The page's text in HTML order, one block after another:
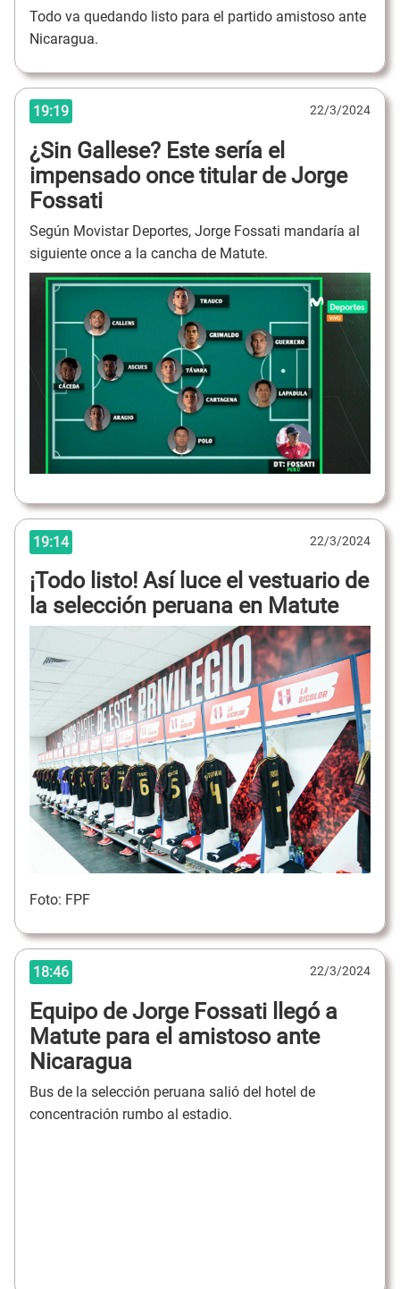
Todo va quedando listo para el partido amistoso ante
Nicaragua.
19:19 22/3/2024
¿Sin Gallese? Este sería el
impensado once titular de Jorge
Fossati
Según Movistar Deportes, Jorge Fossati mandaría al
siguiente once a la cancha de Matute.
19:14 22/3/2024
¡Todo listo! Así luce el vestuario de
la selección peruana en Matute
Foto: FPF
18:46 22/3/2024
Equipo de Jorge Fossati llegó a
Matute para el amistoso ante
Nicaragua
Bus de la selección peruana salió del hotel de
concentración rumbo al estadio.